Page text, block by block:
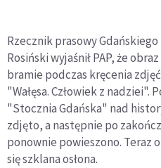
Rzecznik prasowy
Rosiński wyjaśnił PAP, że
bramie podczas kręcenia
"Wałęsa. Człowiek z nadziei".
"Stocznia Gdańska" nad
zdjęto, a następnie po
ponownie powieszono. Teraz
się szklana osłona.